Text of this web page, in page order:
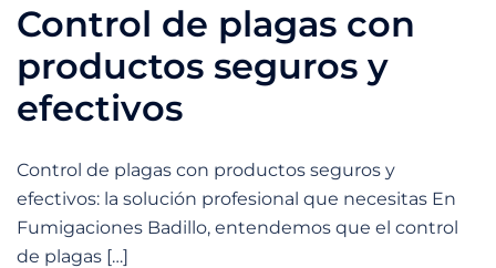
Control de plagas con
productos seguros y
efectivos
Control de plagas con productos seguros y
efectivos: la solución profesional que necesitas En
Fumigaciones Badillo, entendemos que el control
de plagas […]